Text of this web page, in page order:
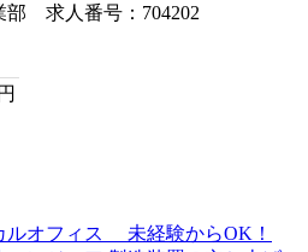
部 求人番号：704202
円